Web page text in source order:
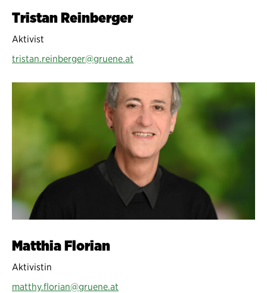
Tristan Reinberger
Aktivist
tristan.reinberger@gruene.at
Matthia Florian
Aktivistin
matthy.florian@gruene.at